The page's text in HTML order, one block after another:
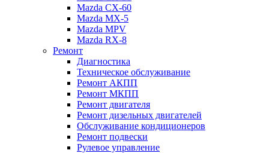
Mazda СХ-60
Mazda MX-5
Mazda MPV
Mazda RX-8
Ремонт
Диагностика
Техническое обслуживание
Ремонт АКПП
Ремонт МКПП
Ремонт двигателя
Ремонт дизельных двигателей
Обслуживание кондиционеров
Ремонт подвески
Рулевое управление